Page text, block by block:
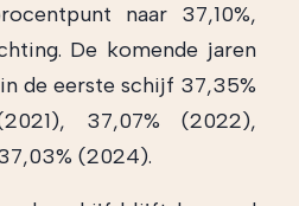
naar 37,10%,
De komende jaren
de eerste schijf 37,35%
37,07% (2022),
(2024).